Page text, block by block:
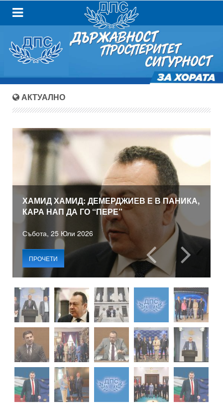
АКТУАЛНО
ХАМИД ХАМИД: ДЕМЕРДЖИЕВ Е В ПАНИКА,
КАРА НАП ДА ГО “ПЕРЕ”
Събота, 25 Юли 2026
ПРОЧЕТИ